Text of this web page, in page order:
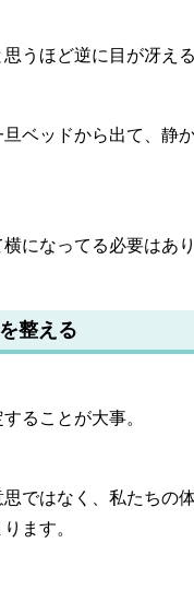
思うほど逆に目が冴え
ベッドから出て、静
になってる必要はあり
整える
ることが大事。
ではなく、私たちの
ます。